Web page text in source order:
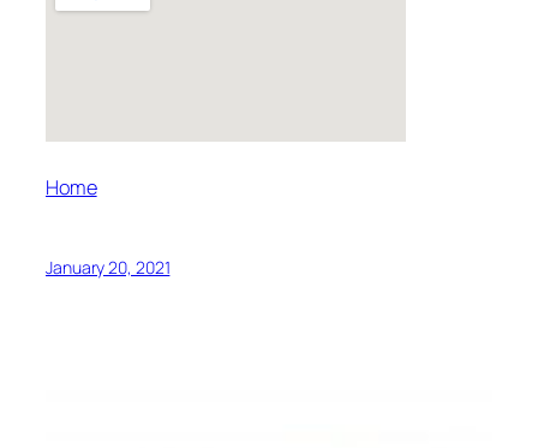
Home
January 20, 2021